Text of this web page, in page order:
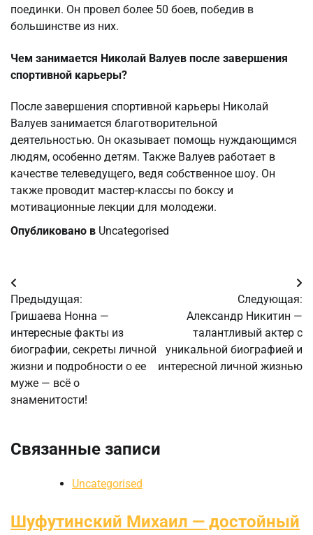
поединки. Он провел более 50 боев, победив в
большинстве из них.
Чем занимается Николай Валуев после завершения
спортивной карьеры?
После завершения спортивной карьеры Николай
Валуев занимается благотворительной
деятельностью. Он оказывает помощь нуждающимся
людям, особенно детям. Также Валуев работает в
качестве телеведущего, ведя собственное шоу. Он
также проводит мастер-классы по боксу и
мотивационные лекции для молодежи.
Опубликовано в Uncategorised
Навигация
по
записям
Предыдущая:
Гришаева Нонна —
интересные факты из
биографии, секреты личной
жизни и подробности о ее
муже — всё о
знаменитости!
Следующая:
Александр Никитин —
талантливый актер с
уникальной биографией и
интересной личной жизнью
Связанные записи
Uncategorised
Шуфутинский Михаил — достойный